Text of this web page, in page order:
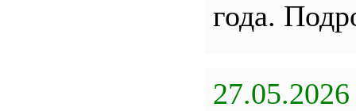
года.
27.05.2026